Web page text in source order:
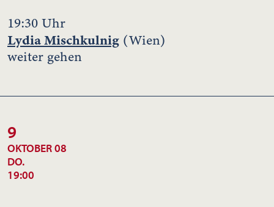
19:30 Uhr
Lydia Mischkulnig (Wien)
weiter gehen
9
OKTOBER 08
DO.
19:00